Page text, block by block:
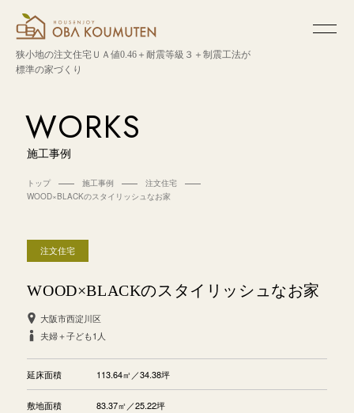
狭小地の注文住宅ＵＡ値0.46＋耐震等級３＋制震工法が
標準の家づくり
WORKS
施工事例
トップ 施工事例
注文住宅
WOOD×BLACKのスタイリッシュなお家
注文住宅
WOOD×BLACKのスタイリッシュなお家
大阪市西淀川区
夫婦＋子ども1人
延床面積 113.64㎡／34.38坪
敷地面積 83.37㎡／25.22坪